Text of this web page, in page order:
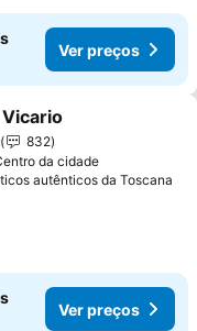
Ver preços
aos favoritos
832
da cidade
autênticos da Toscana
Ver preços